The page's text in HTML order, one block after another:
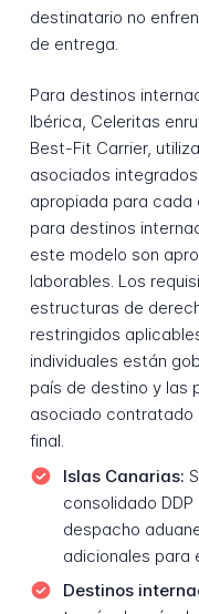
destinatario no
de entrega.
Para destinos
Ibérica, Celeritas
Best-Fit Carrier,
asociados
apropiada para cada
para destinos
este modelo son
laborables. Los
estructuras de
restringidos
individuales están
país de destino y las
asociado contratado
final.
Islas Canarias:
consolidado
despacho
adicionales para
Destinos